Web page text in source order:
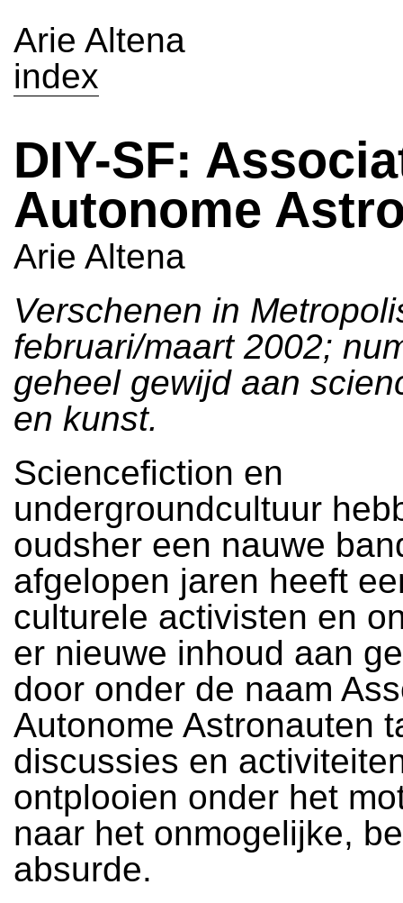
Arie Altena
index
DIY-SF:
Autonome
Arie Altena
Verschenen in
februari/maart 2002;
geheel gewijd aan
en kunst.
Sciencefiction en
undergroundcultuur
oudsher een nauwe
afgelopen jaren heeft
culturele activisten en
er nieuwe inhoud aan
door onder de naam
Autonome Astronauten
discussies en
ontplooien onder het
naar het onmogelijke,
absurde.